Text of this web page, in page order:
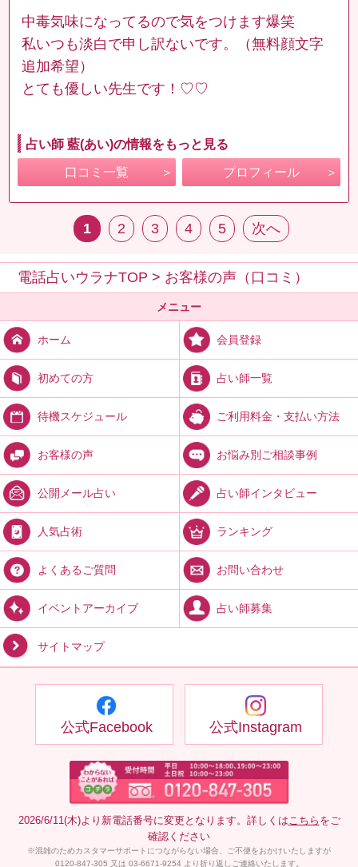
中毒気味になってるので気をつけます爆笑
私いつも淡白で申し訳ないです。（無料顔文字
追加希望）
とても優しい先生です！♡♡
占い師 藍(あい)の情報をもっと見る
口コミ一覧 プロフィール
1 2 3 4 5 次へ
電話占いウラナTOP > お客様の声（口コミ）
メニュー
ホーム 会員登録
初めての方 占い師一覧
待機スケジュール ご利用料金・支払い方法
お客様の声 お悩み別ご相談事例
公開メール占い 占い師インタビュー
人気占術 ランキング
よくあるご質問 お問い合わせ
イベントアーカイブ 占い師募集
サイトマップ
公式Facebook 公式Instagram
2026/6/11(木)より新電話番号に変更となります。詳しくは こちら をご
確認ください
※混雑のためカスタマーサポートにつながらない場合、ご不便をおかけいたしますが
0120-847-305 又は 03-6671-9254 より折り返しご連絡いたします。